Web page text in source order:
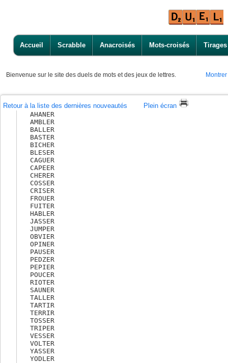
Accueil Scrabble Anacroisés Mots-croisés Tirages
Bienvenue sur le site des duels de mots et des jeux de lettres.
Retour à la liste des dernières nouveautés
Plein écran
AHANER
AMBLER
BALLER
BASTER
BICHER
BLESER
CAGUER
CAPEER
CHERER
COSSER
CRISER
FROUER
FUITER
HABLER
JASSER
JUMPER
OBVIER
OPINER
PAUSER
PEDZER
PEPIER
POUCER
RIOTER
SAUNER
TALLER
TARTIR
TERRIR
TOSSER
TRIPER
VESSER
VOLTER
YASSER
YODLER